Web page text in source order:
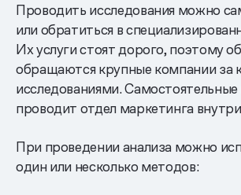
Проводить исследования можно
или обратиться в
Их услуги стоят дорого, поэтому
обращаются крупные компании за
исследованиями. Самостоятельные
проводит отдел маркетинга
При проведении анализа можно
один или несколько методов: